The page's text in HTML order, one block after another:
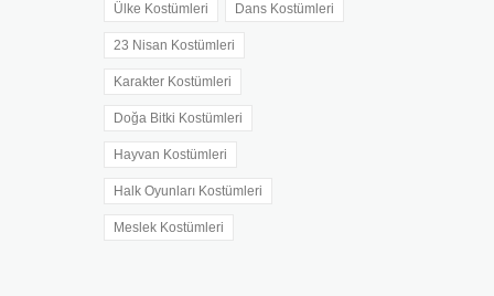
Ülke Kostümleri Dans Kostümleri
23 Nisan Kostümleri
Karakter Kostümleri
Doğa Bitki Kostümleri
Hayvan Kostümleri
Halk Oyunları Kostümleri
Meslek Kostümleri